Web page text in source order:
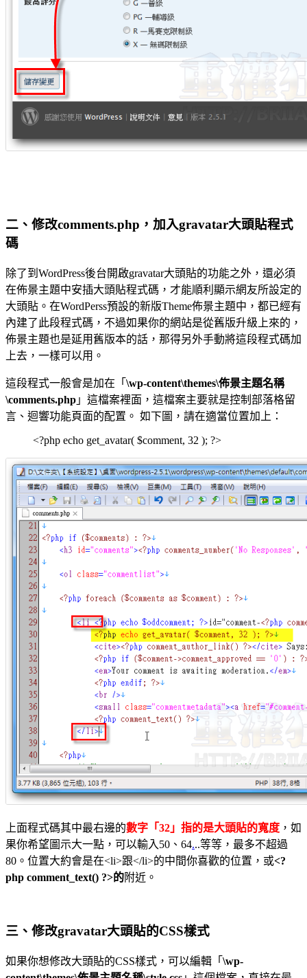
二、修改comments.php，加入gravatar大頭貼程式
碼
除了到WordPress後台開啟gravatar大頭貼的功能之外，還必須
在佈景主題中安插大頭貼程式碼，才能順利顯示網友所設定的
大頭貼。在WordPerss預設的新版Theme佈景主題中，都已經有
內建了此段程式碼，不過如果你的網站是從舊版升級上來的，
佈景主題也是延用舊版本的話，那得另外手動將這段程式碼加
上去，一樣可以用。
這段程式一般會是加在「 \wp-content\themes\佈景主題名稱
\comments.php 」這檔案裡面，這檔案主要就是控制部落格留
言、迴響功能頁面的配置。 如下圖，請在適當位置加上：
<?php echo get_avatar( $comment, 32 ); ?>
上面程式碼其中最右邊的數字「32」指的是大頭貼的寬度 ，如
果你希望圖示大一點，可以輸入50、64...等等，最多不超過
80。位置大約會是在<li>跟</li>的中間你喜歡的位置，或<?
php comment_text() ?>的附近。
三、修改gravatar大頭貼的CSS樣式
如果你想修改大頭貼的CSS樣式，可以編輯「 \wp-